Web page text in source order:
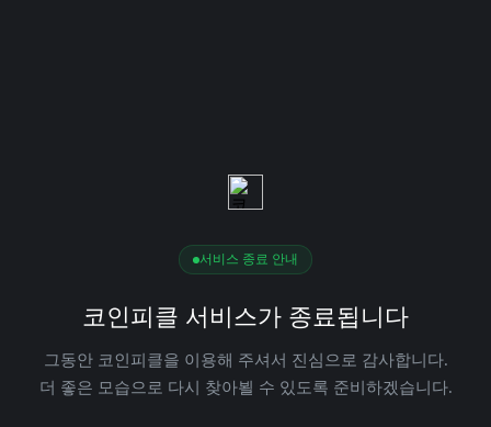
서비스 종료 안내
코인피클 서비스가 종료됩니다
그동안 코인피클을 이용해 주셔서 진심으로 감사합니다.
더 좋은 모습으로 다시 찾아뵐 수 있도록 준비하겠습니다.